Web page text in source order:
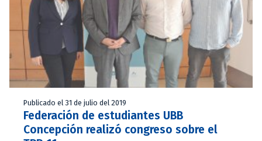
Publicado el 31 de julio del 2019
Federación de estudiantes UBB
Concepción realizó congreso sobre el